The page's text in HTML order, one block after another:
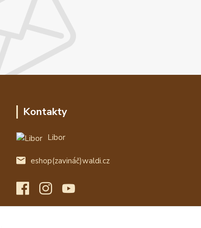
Kontakty
Libor
eshop(zavináč)waldi.cz